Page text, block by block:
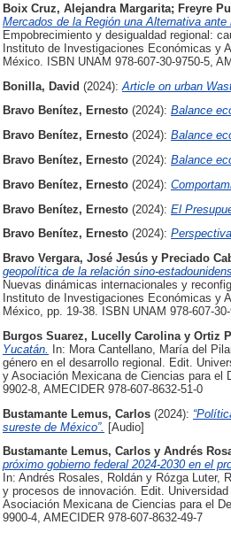
Boix Cruz, Alejandra Margarita; Freyre
Mercados de la Región una Alternativa
Empobrecimiento y desigualdad regional:
Instituto de Investigaciones Económicas y
México. ISBN UNAM 978-607-30-9750-5,
Bonilla, David (2024): Article on urban
Bravo Benítez, Ernesto (2024): Balance
Bravo Benítez, Ernesto (2024): Balance
Bravo Benítez, Ernesto (2024): Balance
Bravo Benítez, Ernesto (2024):
Bravo Benítez, Ernesto (2024): El
Bravo Benítez, Ernesto (2024):
Bravo Vergara, José Jesús y Preciado
geopolítica de la relación sino-
Nuevas dinámicas internacionales y
Instituto de Investigaciones Económicas y
México, pp. 19-38. ISBN UNAM 978-607-
Burgos Suarez, Lucelly Carolina y Ortiz
Yucatán.
In: Mora Cantellano, María del
género en el desarrollo regional. Edit.
y Asociación Mexicana de Ciencias para el
9902-8, AMECIDER 978-607-8632-51-0
Bustamante Lemus, Carlos (2024):
sureste de México”. [Audio]
Bustamante Lemus, Carlos y Andrés
próximo gobierno federal 2024-2030 en el
In: Andrés Rosales, Roldán y Rózga Luter,
y procesos de innovación. Edit.
Asociación Mexicana de Ciencias para el
9900-4, AMECIDER 978-607-8632-49-7